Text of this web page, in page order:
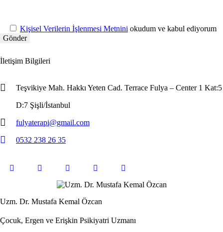
Kişisel Verilerin İşlenmesi Metnini okudum ve kabul ediyorum
İletişim Bilgileri
Teşvikiye Mah. Hakkı Yeten Cad. Terrace Fulya – Center 1 Kat:5
D:7 Şişli/İstanbul
fulyaterapi@gmail.com
0532 238 26 35
Uzm. Dr. Mustafa Kemal Özcan
Çocuk, Ergen ve Erişkin Psikiyatri Uzmanı